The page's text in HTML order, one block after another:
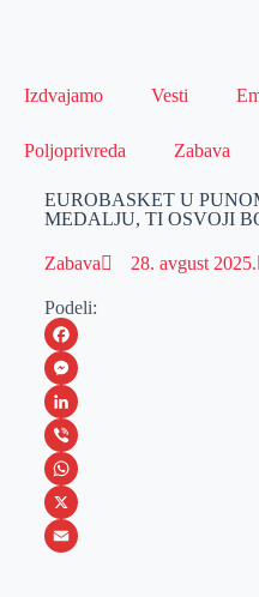
Izdvajamo Vesti
Poljoprivreda Zabava
EUROBASKET U
MEDALJU, TI OSVOJI
Zabava 28. avgust 2025.
Podeli:
F
a
c
e
b
o
M
e
s
s
e
L
i
n
k
V
i
b
W
h
X